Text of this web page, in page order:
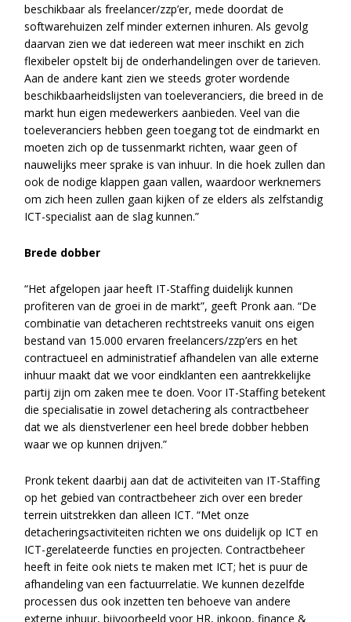
beschikbaar als freelancer/zzp’er, mede doordat de
softwarehuizen zelf minder externen inhuren. Als gevolg
daarvan zien we dat iedereen wat meer inschikt en zich
flexibeler opstelt bij de onderhandelingen over de tarieven.
Aan de andere kant zien we steeds groter wordende
beschikbaarheidslijsten van toeleveranciers, die breed in de
markt hun eigen medewerkers aanbieden. Veel van die
toeleveranciers hebben geen toegang tot de eindmarkt en
moeten zich op de tussenmarkt richten, waar geen of
nauwelijks meer sprake is van inhuur. In die hoek zullen dan
ook de nodige klappen gaan vallen, waardoor werknemers
om zich heen zullen gaan kijken of ze elders als zelfstandig
ICT-specialist aan de slag kunnen.”
Brede dobber
“Het afgelopen jaar heeft IT-Staffing duidelijk kunnen
profiteren van de groei in de markt”, geeft Pronk aan. “De
combinatie van detacheren rechtstreeks vanuit ons eigen
bestand van 15.000 ervaren freelancers/zzp’ers en het
contractueel en administratief afhandelen van alle externe
inhuur maakt dat we voor eindklanten een aantrekkelijke
partij zijn om zaken mee te doen. Voor IT-Staffing betekent
die specialisatie in zowel detachering als contractbeheer
dat we als dienstverlener een heel brede dobber hebben
waar we op kunnen drijven.”
Pronk tekent daarbij aan dat de activiteiten van IT-Staffing
op het gebied van contractbeheer zich over een breder
terrein uitstrekken dan alleen ICT. “Met onze
detacheringsactiviteiten richten we ons duidelijk op ICT en
ICT-gerelateerde functies en projecten. Contractbeheer
heeft in feite ook niets te maken met ICT; het is puur de
afhandeling van een factuurrelatie. We kunnen dezelfde
processen dus ook inzetten ten behoeve van andere
externe inhuur, bijvoorbeeld voor HR, inkoop, finance &